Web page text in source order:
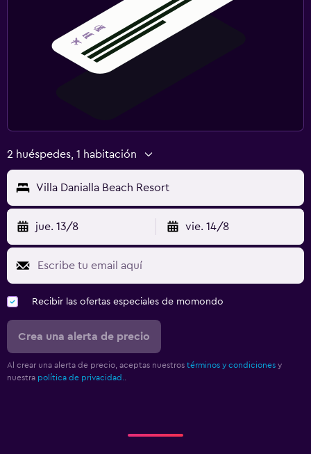
2 huéspedes, 1 habitación
Villa Danialla Beach Resort
jue. 13/8 vie. 14/8
Recibir las ofertas especiales de momondo
Crea una alerta de precio
Al crear una alerta de precio, aceptas nuestros términos y condiciones y
nuestra política de privacidad.